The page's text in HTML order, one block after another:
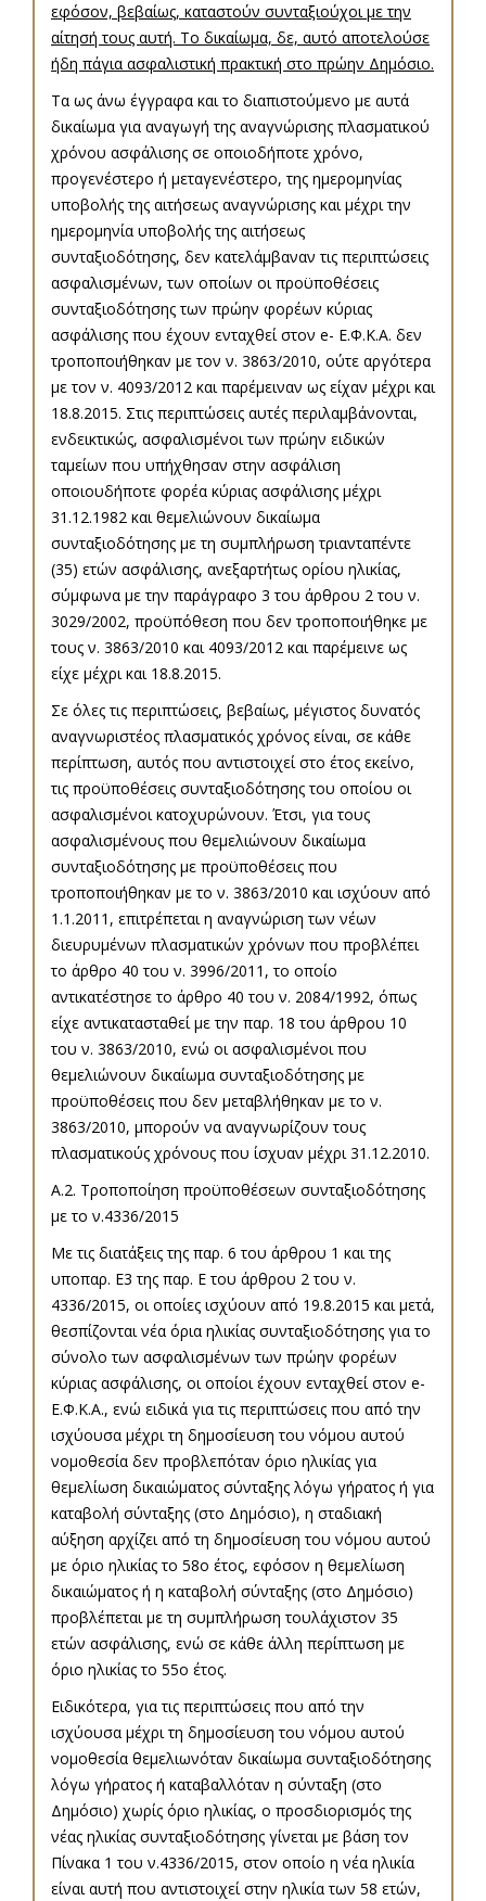
εφόσον, βεβαίως, καταστούν συνταξιούχοι με την
αίτησή τους αυτή. Το δικαίωμα, δε, αυτό αποτελούσε
ήδη πάγια ασφαλιστική πρακτική στο πρώην Δημόσιο.
Τα ως άνω έγγραφα και το διαπιστούμενο με αυτά
δικαίωμα για αναγωγή της αναγνώρισης πλασματικού
χρόνου ασφάλισης σε οποιοδήποτε χρόνο,
προγενέστερο ή μεταγενέστερο, της ημερομηνίας
υποβολής της αιτήσεως αναγνώρισης και μέχρι την
ημερομηνία υποβολής της αιτήσεως
συνταξιοδότησης, δεν κατελάμβαναν τις περιπτώσεις
ασφαλισμένων, των οποίων οι προϋποθέσεις
συνταξιοδότησης των πρώην φορέων κύριας
ασφάλισης που έχουν ενταχθεί στον e- Ε.Φ.Κ.Α. δεν
τροποποιήθηκαν με τον ν. 3863/2010, ούτε αργότερα
με τον ν. 4093/2012 και παρέμειναν ως είχαν μέχρι και
18.8.2015. Στις περιπτώσεις αυτές περιλαμβάνονται,
ενδεικτικώς, ασφαλισμένοι των πρώην ειδικών
ταμείων που υπήχθησαν στην ασφάλιση
οποιουδήποτε φορέα κύριας ασφάλισης μέχρι
31.12.1982 και θεμελιώνουν δικαίωμα
συνταξιοδότησης με τη συμπλήρωση τριανταπέντε
(35) ετών ασφάλισης, ανεξαρτήτως ορίου ηλικίας,
σύμφωνα με την παράγραφο 3 του άρθρου 2 του ν.
3029/2002, προϋπόθεση που δεν τροποποιήθηκε με
τους ν. 3863/2010 και 4093/2012 και παρέμεινε ως
είχε μέχρι και 18.8.2015.
Σε όλες τις περιπτώσεις, βεβαίως, μέγιστος δυνατός
αναγνωριστέος πλασματικός χρόνος είναι, σε κάθε
περίπτωση, αυτός που αντιστοιχεί στο έτος εκείνο,
τις προϋποθέσεις συνταξιοδότησης του οποίου οι
ασφαλισμένοι κατοχυρώνουν. Έτσι, για τους
ασφαλισμένους που θεμελιώνουν δικαίωμα
συνταξιοδότησης με προϋποθέσεις που
τροποποιήθηκαν με το ν. 3863/2010 και ισχύουν από
1.1.2011, επιτρέπεται η αναγνώριση των νέων
διευρυμένων πλασματικών χρόνων που προβλέπει
το άρθρο 40 του ν. 3996/2011, το οποίο
αντικατέστησε το άρθρο 40 του ν. 2084/1992, όπως
είχε αντικατασταθεί με την παρ. 18 του άρθρου 10
του ν. 3863/2010, ενώ οι ασφαλισμένοι που
θεμελιώνουν δικαίωμα συνταξιοδότησης με
προϋποθέσεις που δεν μεταβλήθηκαν με το ν.
3863/2010, μπορούν να αναγνωρίζουν τους
πλασματικούς χρόνους που ίσχυαν μέχρι 31.12.2010.
Α.2. Τροποποίηση προϋποθέσεων συνταξιοδότησης
με το ν.4336/2015
Με τις διατάξεις της παρ. 6 του άρθρου 1 και της
υποπαρ. Ε3 της παρ. Ε του άρθρου 2 του ν.
4336/2015, οι οποίες ισχύουν από 19.8.2015 και μετά,
θεσπίζονται νέα όρια ηλικίας συνταξιοδότησης για το
σύνολο των ασφαλισμένων των πρώην φορέων
κύριας ασφάλισης, οι οποίοι έχουν ενταχθεί στον e-
Ε.Φ.Κ.Α., ενώ ειδικά για τις περιπτώσεις που από την
ισχύουσα μέχρι τη δημοσίευση του νόμου αυτού
νομοθεσία δεν προβλεπόταν όριο ηλικίας για
θεμελίωση δικαιώματος σύνταξης λόγω γήρατος ή για
καταβολή σύνταξης (στο Δημόσιο), η σταδιακή
αύξηση αρχίζει από τη δημοσίευση του νόμου αυτού
με όριο ηλικίας το 58ο έτος, εφόσον η θεμελίωση
δικαιώματος ή η καταβολή σύνταξης (στο Δημόσιο)
προβλέπεται με τη συμπλήρωση τουλάχιστον 35
ετών ασφάλισης, ενώ σε κάθε άλλη περίπτωση με
όριο ηλικίας το 55ο έτος.
Ειδικότερα, για τις περιπτώσεις που από την
ισχύουσα μέχρι τη δημοσίευση του νόμου αυτού
νομοθεσία θεμελιωνόταν δικαίωμα συνταξιοδότησης
λόγω γήρατος ή καταβαλλόταν η σύνταξη (στο
Δημόσιο) χωρίς όριο ηλικίας, ο προσδιορισμός της
νέας ηλικίας συνταξιοδότησης γίνεται με βάση τον
Πίνακα 1 του ν.4336/2015, στον οποίο η νέα ηλικία
είναι αυτή που αντιστοιχεί στην ηλικία των 58 ετών,